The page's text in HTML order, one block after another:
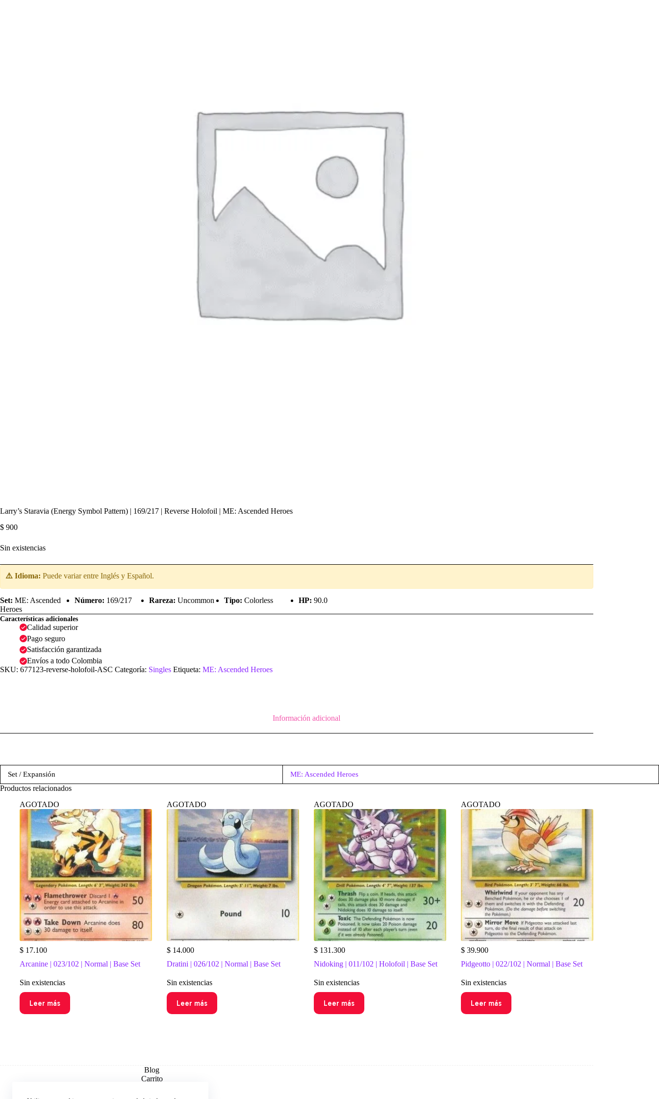
Larry’s Staravia (Energy Symbol Pattern) | 169/217 | Reverse Holofoil | ME: Ascended Heroes
$ 900
Sin existencias
⚠️ Idioma: Puede variar entre Inglés y Español.
Set: ME: Ascended
Heroes
Número: 169/217 Rareza: Uncommon Tipo: Colorless HP: 90.0
Características adicionales
Calidad superior
Pago seguro
Satisfacción garantizada
Envíos a todo Colombia
SKU: 677123-reverse-holofoil-ASC Categoría: Singles Etiqueta: ME: Ascended Heroes
Información adicional
Set / Expansión ME: Ascended Heroes
Productos relacionados
AGOTADO
$ 17.100
Arcanine | 023/102 | Normal | Base Set
Sin existencias
Leer más
AGOTADO
$14.000
Dratini | 026/102 | Normal | Base Set
Sin existencias
Leer más
AGOTADO
$131.300
Nidoking | 011/102 | Holofoil | Base Set
Sin existencias
Leer más
AGOTADO
$39.900
Pidgeotto | 022/102 | Normal | Base Set
Sin existencias
Leer más
Blog
Carrito